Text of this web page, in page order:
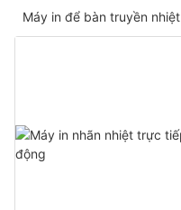
Máy in để bàn truyền nhiệt